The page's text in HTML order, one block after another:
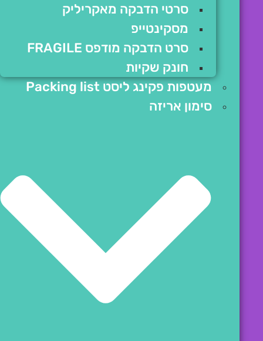
סרטי הדבקה מאקריליק
מסקינטייפ
סרט הדבקה מודפס FRAGILE
חונק שקיות
מעטפות פקינג ליסט Packing list
סימון אריזה